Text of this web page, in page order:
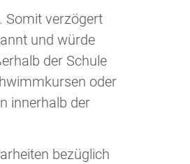
Somit verzögert
und würde
der Schule
oder
innerhalb der
bezüglich